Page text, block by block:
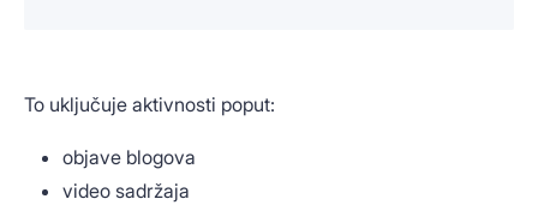
To uključuje aktivnosti poput:
objave blogova
video sadržaja